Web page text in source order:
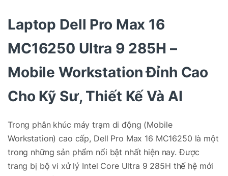
Laptop Dell Pro Max 16
MC16250 Ultra 9 285H –
Mobile Workstation Đỉnh Cao
Cho Kỹ Sư, Thiết Kế Và AI
Trong phân khúc máy trạm di động (Mobile
Workstation) cao cấp, Dell Pro Max 16 MC16250 là một
trong những sản phẩm nổi bật nhất hiện nay. Được
trang bị bộ vi xử lý Intel Core Ultra 9 285H thế hệ mới